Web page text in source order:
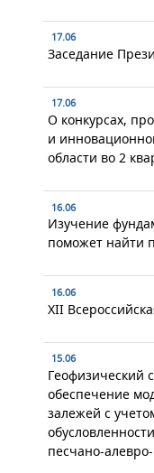
17.06
Заседание
17.06
О конкурсах,
и
области во 2
16.06
Изучение
поможет найти
16.06
XII
15.06
Геофизический
обеспечение
залежей с
песчано-